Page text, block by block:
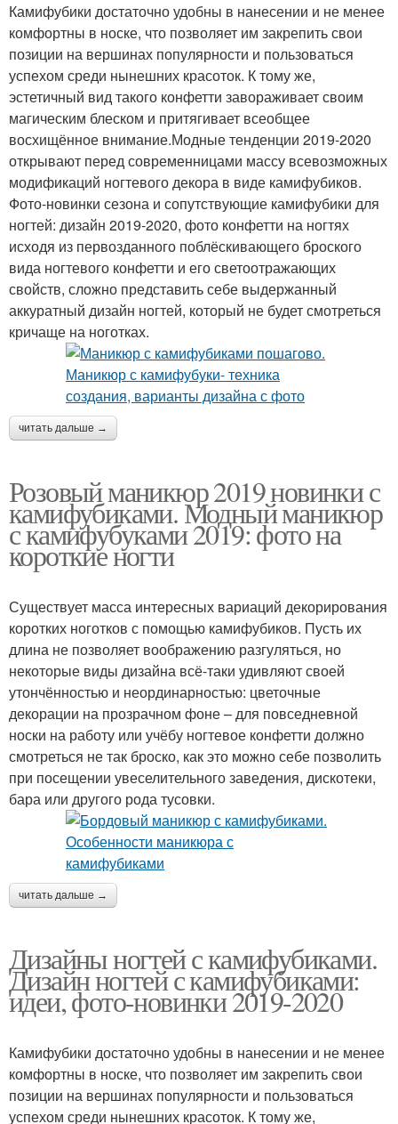
Камифубики достаточно удобны в нанесении и не менее
комфортны в носке, что позволяет им закрепить свои
позиции на вершинах популярности и пользоваться
успехом среди нынешних красоток. К тому же,
эстетичный вид такого конфетти завораживает своим
магическим блеском и притягивает всеобщее
восхищённое внимание.Модные тенденции 2019-2020
открывают перед современницами массу всевозможных
модификаций ногтевого декора в виде камифубиков.
Фото-новинки сезона и сопутствующие камифубики для
ногтей: дизайн 2019-2020, фото конфетти на ногтях
исходя из первозданного поблёскивающего броского
вида ногтевого конфетти и его светоотражающих
свойств, сложно представить себе выдержанный
аккуратный дизайн ногтей, который не будет смотреться
кричаще на ноготках.
читать дальше →
Розовый маникюр 2019 новинки с
камифубиками. Модный маникюр
с камифубуками 2019: фото на
короткие ногти
Существует масса интересных вариаций декорирования
коротких ноготков с помощью камифубиков. Пусть их
длина не позволяет воображению разгуляться, но
некоторые виды дизайна всё-таки удивляют своей
утончённостью и неординарностью: цветочные
декорации на прозрачном фоне – для повседневной
носки на работу или учёбу ногтевое конфетти должно
смотреться не так броско, как это можно себе позволить
при посещении увеселительного заведения, дискотеки,
бара или другого рода тусовки.
читать дальше →
Дизайны ногтей с камифубиками.
Дизайн ногтей с камифубиками:
идеи, фото-новинки 2019-2020
Камифубики достаточно удобны в нанесении и не менее
комфортны в носке, что позволяет им закрепить свои
позиции на вершинах популярности и пользоваться
успехом среди нынешних красоток. К тому же,